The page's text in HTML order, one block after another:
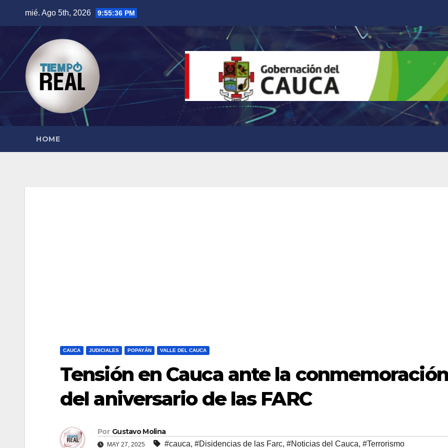
contenido
mié. Ago 5th, 2026 9:55:37 PM
HOME
CAUCA JUDICIALES POPAYÁN VALLE DEL CAUCA
Tensión en Cauca ante la conmemoración
del aniversario de las FARC
Por Gustavo Molina
MAY 27, 2025 #cauca, #Disidencias de las Farc, #Noticias del Cauca, #Terrorismo